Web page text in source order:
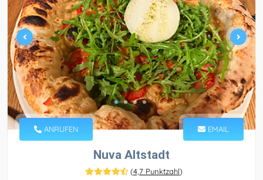
ANRUFEN EMAIL
Nuva Altstadt
(4,7 Punktzahl)